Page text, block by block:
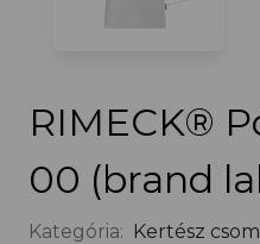
RIMECK®
00 (brand
Kategória: Kertész